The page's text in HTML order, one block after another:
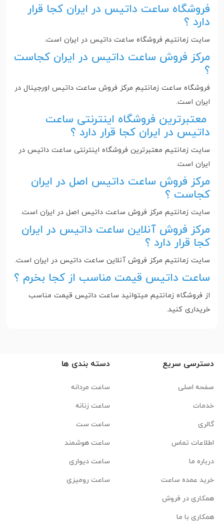
فروشگاه ساعت داتیس در ایران کجا قرار
دارد ؟
سایت زمانتیم فروشگاه ساعت داتیس در ایران است‌.
مرکز فروش ساعت داتیس در ایران کجاست
؟
فروشگاه ساعت زمانتیم مرکز فروش ساعت داتیس اورجینال در
ایران است‌.
معتبرترین فروشگاه اینترنتی ساعت
داتیس در ایران کجا قرار دارد ؟
سایت زمانتیم معتبرترین فروشگاه اینترنتی ساعت داتیس در
ایران است.
مرکز فروش ساعت داتیس اصل در ایران
کجاست ؟
سایت زمانتیم مرکز فروش ساعت داتیس اصل در ایران است‌.
مرکز فروش آنلاین ساعت داتیس در ایران
کجا قرار دارد ؟
سایت زمانتیم مرکز فروش آنلاین ساعت داتیس در ایران است‌.
ساعت داتیس قیمت مناسب از کجا بخرم ؟
از فروشگاه زمانتیم میتوانید ساعت داتیس قیمت مناسب
خریداری کنید.
دسترسی سریع
صفحه اصلی
خدمات
گالری
اطلاعات تماس
درباره ما
خرید عمده ساعت
همکاری در فروش
همکاری با ما
دسته بندی ها
ساعت مردانه
ساعت زنانه
ساعت ست
ساعت هوشمند
ساعت دیواری
ساعت رومیزی